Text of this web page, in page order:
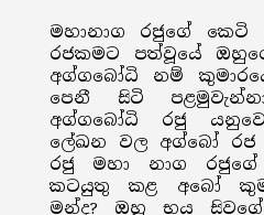
මහානාග රජුගේ කෙටි
රජකමට පත්වූයේ
අග්ගබෝධි නම්
පෙනී සිටි
අග්ගබෝධි රජු
ලේඛන වල අග්බෝ රජ
රජු මහා නාග රජුගේ
කටයුතු කළ අබෝ
මන්ද? ඔහු භය සිවගේ